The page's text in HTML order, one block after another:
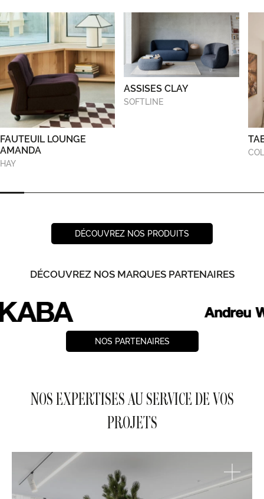
FAUTEUIL LOUNGE
AMANDA
HAY
ASSISES CLAY
SOFTLINE
DÉCOUVREZ NOS PRODUITS
DÉCOUVREZ NOS MARQUES PARTENAIRES
NOS PARTENAIRES
NOS EXPERTISES AU SERVICE DE VOS
PROJETS